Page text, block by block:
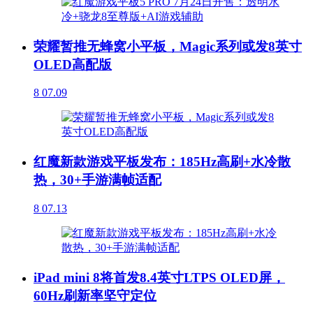
荣耀暂推无蜂窝小平板，Magic系列或发8英寸
OLED高配版
8 07.09
红魔新款游戏平板发布：185Hz高刷+水冷散
热，30+手游满帧适配
8 07.13
iPad mini 8将首发8.4英寸LTPS OLED屏，
60Hz刷新率坚守定位